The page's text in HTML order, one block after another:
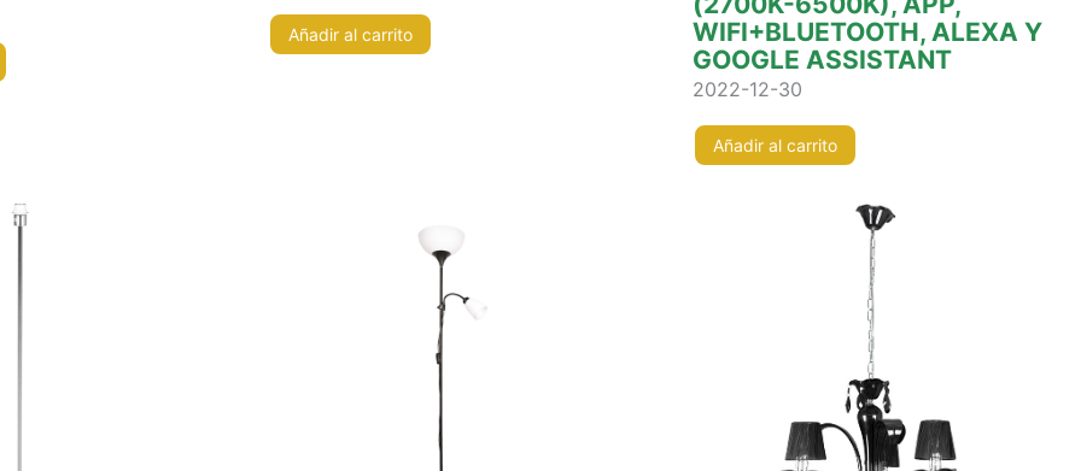
Añadir al carrito
WIFI+BLUETOOTH, ALEXA Y
GOOGLE ASSISTANT
2022-12-30
Añadir al carrito